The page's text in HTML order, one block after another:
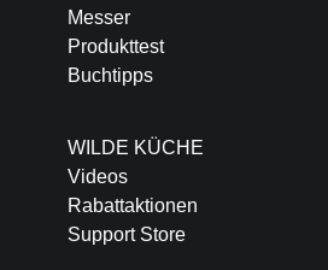
Messer
Produkttest
Buchtipps
WILDE KÜCHE
Videos
Rabattaktionen
Support Store